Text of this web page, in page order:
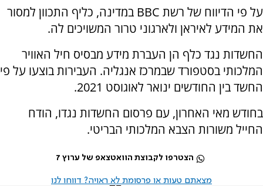
על פי הדיווח של רשת BBC במדינה, כליף התכוון למסור
את המידע לאיראן ולארגוני טרור המשויכים לה.
החשדות נגד כלף הן העברת מידע מבסיס חיל האוויר
המלכותי בסטפורד שבמרכז אנגליה. העבירות בוצעו על פי
החשד בין החודשים ינואר לאוגוסט 2021.
בחודש מאי האחרון, עם פרסום החשדות נגדו, הודח
החייל משורות הצבא המלכותי הבריטי.
הצטרפו לקבוצת הוואטצאפ של ערוץ 7
מצאתם טעות או פרסומת לא ראויה? דווחו לנו